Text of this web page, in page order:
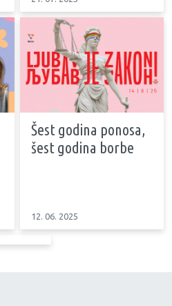
Šest godina ponosa,
šest godina borbe
12. 06. 2025